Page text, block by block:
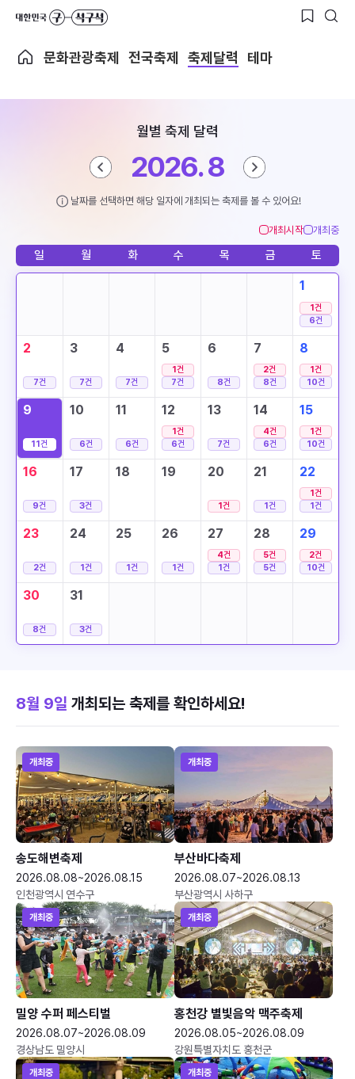
문화관광축제 전국축제 축제달력 테마
월별 축제 달력
2026. 8
날짜를 선택하면 해당 일자에 개최되는 축제를 볼 수 있어요!
개최시작 개최중
일 월 화 수 목 금 토
1
1건
6건
2
7건
3
7건
4
7건
5
1건
7건
6
8건
7
2건
8건
8
1건
10건
9
11건
10
6건
11
6건
12
1건
6건
13
7건
14
4건
6건
15
1건
10건
16
9건
17
3건
18 19 20
1건
21
1건
22
1건
1건
23
2건
24
1건
25
1건
26
1건
27
4건
1건
28
5건
5건
29
2건
10건
30
8건
31
3건
8월 9일 개최되는 축제를 확인하세요!
개최중
송도해변축제
2026.08.08~2026.08.15
인천광역시 연수구
개최중
부산바다축제
2026.08.07~2026.08.13
부산광역시 사하구
개최중
밀양 수퍼 페스티벌
2026.08.07~2026.08.09
경상남도 밀양시
개최중
홍천강 별빛음악 맥주축제
2026.08.05~2026.08.09
강원특별자치도 홍천군
개최중 개최중